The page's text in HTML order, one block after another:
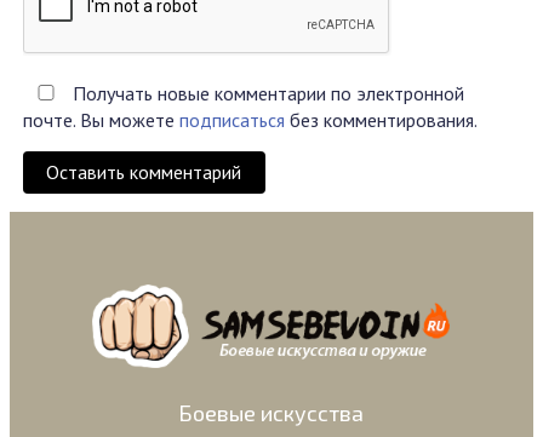
Получать новые комментарии по электронной
почте. Вы можете подписаться без комментирования.
Оставить комментарий
Боевые искусства